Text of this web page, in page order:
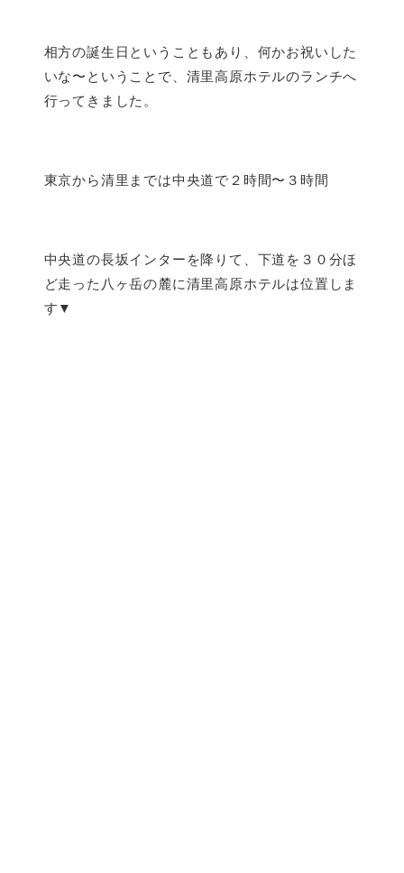
相方の誕生日ということもあり、何かお祝いした
いな〜ということで、清里高原ホテルのランチへ
行ってきました。
東京から清里までは中央道で２時間〜３時間
中央道の長坂インターを降りて、下道を３０分ほ
ど走った八ヶ岳の麓に清里高原ホテルは位置しま
す▼